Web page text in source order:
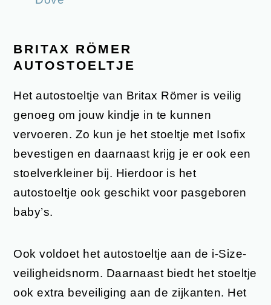
BRITAX RÖMER
AUTOSTOELTJE
Het autostoeltje van Britax Römer is veilig
genoeg om jouw kindje in te kunnen
vervoeren. Zo kun je het stoeltje met Isofix
bevestigen en daarnaast krijg je er ook een
stoelverkleiner bij. Hierdoor is het
autostoeltje ook geschikt voor pasgeboren
baby’s.
Ook voldoet het autostoeltje aan de i-Size-
veiligheidsnorm. Daarnaast biedt het stoeltje
ook extra beveiliging aan de zijkanten. Het